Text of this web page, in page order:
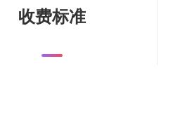
收费标准